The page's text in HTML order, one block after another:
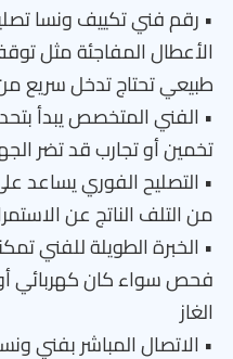
• رقم فني تكييف ونسا
الأعطال المفاجئة مثل
طبيعي تحتاج تدخل
• الفني المتخصص يبدأ
تخمين أو تجارب قد تضر
• التصليح الفوري يساعد
من التلف الناتج عن
• الخبرة الطويلة للفني
فحص سواء كان كهربائي
الغاز
• الاتصال المباشر بفني